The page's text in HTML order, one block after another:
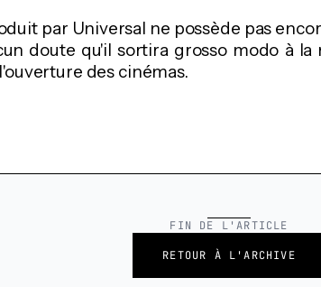
par Universal ne possède pas
doute qu'il sortira grosso modo à la
des cinémas.
FIN DE L'ARTICLE
RETOUR À L'ARCHIVE